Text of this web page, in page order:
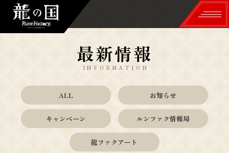
TOP
世界観
WORLD
冒険＆生活
ADVENTURE & LIFE
最新情報
INFORMATION
ALL お知らせ
キャンペーン ルンファク情報局
龍ファクアート